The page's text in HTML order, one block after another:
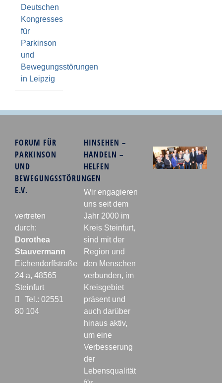
Deutschen
Kongresses
für
Parkinson
und
Bewegungsstörungen
in Leipzig
FORUM FÜR
PARKINSON
UND
BEWEGUNGSSTÖRUNGEN
E.V.
vertreten
durch:
Dorothea
Stauvermann
Eichendorffstraße
24 a, 48565
Steinfurt
Tel.: 02551
80 104
HINSEHEN –
HANDELN –
HELFEN
Wir engagieren
uns seit dem
Jahr 2000 im
Kreis Steinfurt,
sind mit der
Region und
den Menschen
verbunden, im
Kreisgebiet
präsent und
auch darüber
hinaus aktiv,
um eine
Verbesserung
der
Lebensqualität